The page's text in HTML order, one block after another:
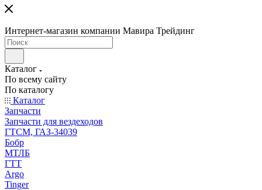
Интернет-магазин компании Мавира Трейдинг
Каталог
По всему сайту
По каталогу
Каталог
Запчасти
Запчасти для вездеходов
ГТСМ, ГАЗ-34039
Бобр
МТЛБ
ГТТ
Argo
Tinger